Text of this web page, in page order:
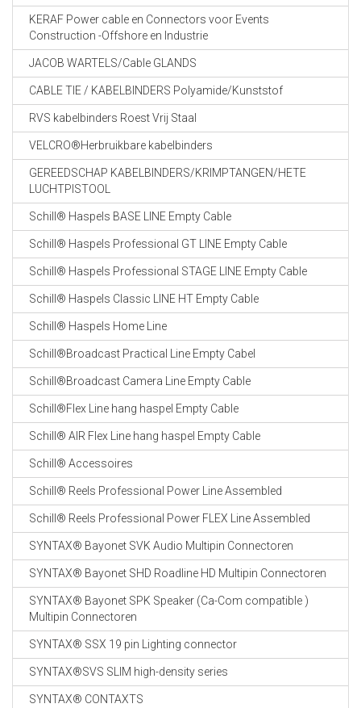
KERAF Power cable en Connectors voor Events
Construction -Offshore en Industrie
JACOB WARTELS/Cable GLANDS
CABLE TIE / KABELBINDERS Polyamide/Kunststof
RVS kabelbinders Roest Vrij Staal
VELCRO®Herbruikbare kabelbinders
GEREEDSCHAP KABELBINDERS/KRIMPTANGEN/HETE
LUCHTPISTOOL
Schill® Haspels BASE LINE Empty Cable
Schill® Haspels Professional GT LINE Empty Cable
Schill® Haspels Professional STAGE LINE Empty Cable
Schill® Haspels Classic LINE HT Empty Cable
Schill® Haspels Home Line
Schill®Broadcast Practical Line Empty Cabel
Schill®Broadcast Camera Line Empty Cable
Schill®Flex Line hang haspel Empty Cable
Schill® AIR Flex Line hang haspel Empty Cable
Schill® Accessoires
Schill® Reels Professional Power Line Assembled
Schill® Reels Professional Power FLEX Line Assembled
SYNTAX® Bayonet SVK Audio Multipin Connectoren
SYNTAX® Bayonet SHD Roadline HD Multipin Connectoren
SYNTAX® Bayonet SPK Speaker (Ca-Com compatible )
Multipin Connectoren
SYNTAX® SSX 19 pin Lighting connector
SYNTAX®SVS SLIM high-density series
SYNTAX® CONTAXTS